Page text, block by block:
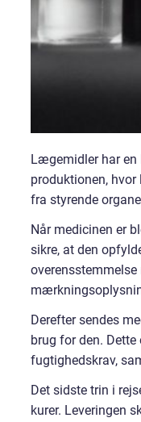
Lægemidler har en
produktionen,
fra styrende
Når medicinen er
sikre, at den
overensstemmelse
Derefter sendes
brug for den.
fugtighedskrav,
Det sidste trin i
kurer. Leveringen